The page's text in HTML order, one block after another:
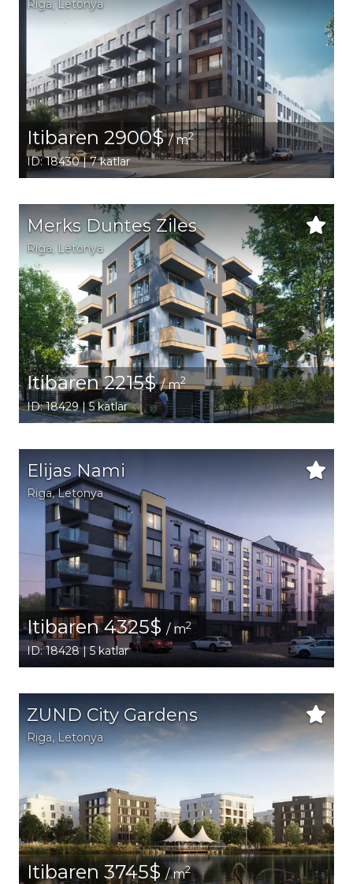
Riga, Letonya
Itibaren 2900$/ m2
ID: 18430 | 7 katlar
Merks Duntes Ziles
Riga, Letonya
Itibaren 2215$/ m2
ID: 18429 | 5 katlar
Elijas Nami
Riga, Letonya
Itibaren 4325$ / m2
ID: 18428 | 5 katlar
ZUND City Gardens
Riga, Letonya
Itibaren 3745$/ m2